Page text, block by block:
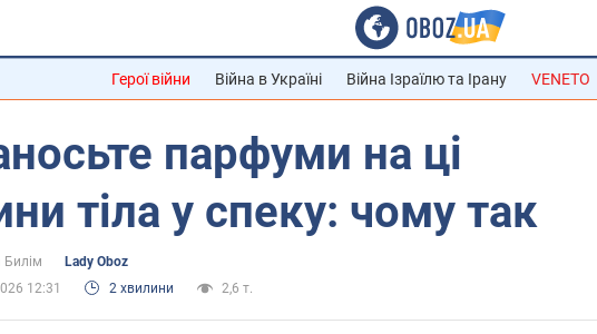
Герої війни Війна в Україні Війна Ізраїлю та Ірану VENETO
парфуми на ці
тіла у спеку: чому так
Билім
Lady Oboz
12:31
2 хвилини 2,6 т.